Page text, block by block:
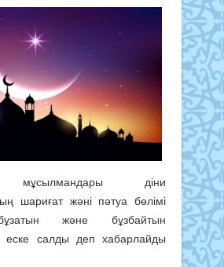
мұсылмандары діни
шариғат жәні пәтуа бөлімі
және бұзбайтын
еске салды деп хабарлайды